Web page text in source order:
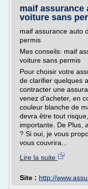
maif
voiture sans
maif assurance auto
permis
Mes conseils: maif
voiture sans permis
Pour choisir votre
de clarifier quelques
contracter une
venez d'acheter, en
couleur blanche de
devra être tout
importante. De Plus,
? Si oui, je vous
vous couvrira...
Lire la suite
Site : http://